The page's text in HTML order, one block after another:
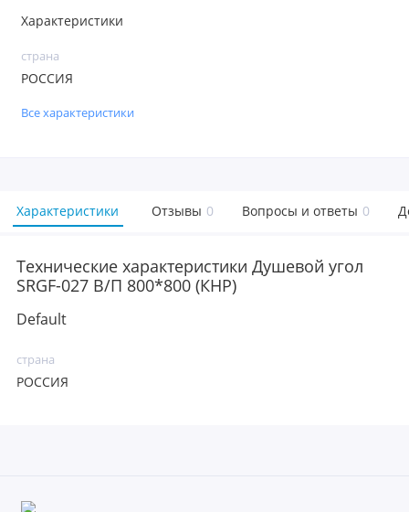
Характеристики
страна
РОССИЯ
Все характеристики
Характеристики Отзывы 0 Вопросы и ответы 0
Технические характеристики Душевой угол
SRGF-027 В/П 800*800 (КНР)
Default
страна
РОССИЯ